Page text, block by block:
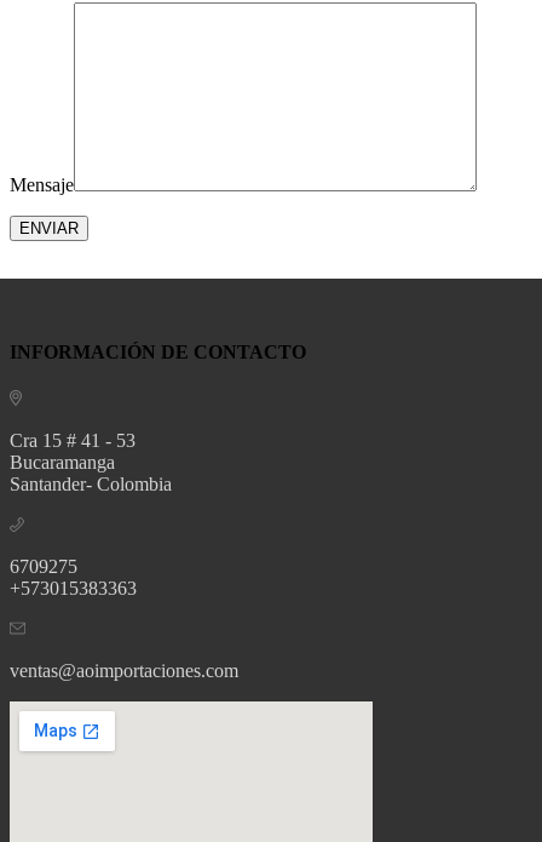
Mensaje
INFORMACIÓN DE CONTACTO
Cra 15 # 41 - 53
Bucaramanga
Santander- Colombia
6709275
+573015383363
ventas@aoimportaciones.com